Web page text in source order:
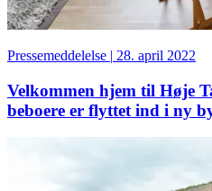
Pressemeddelelse | 28. april 2022
Velkommen hjem til Høje
beboere er flyttet ind i ny